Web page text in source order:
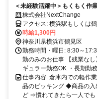
＜未経験活躍中＞もくもく作
株式会社NextChange
アクセス: 横浜駅もし
時給1,300円
神奈川県横浜市鶴見区
勤務時間・曜日: 8:30～
勤のみのお仕事 【残業な
ギュラー勤務OK ・長期勤
仕事内容: 倉庫内での軽作
品のピッキング ◆商品の
ど ⇒慣れてきたら一人で